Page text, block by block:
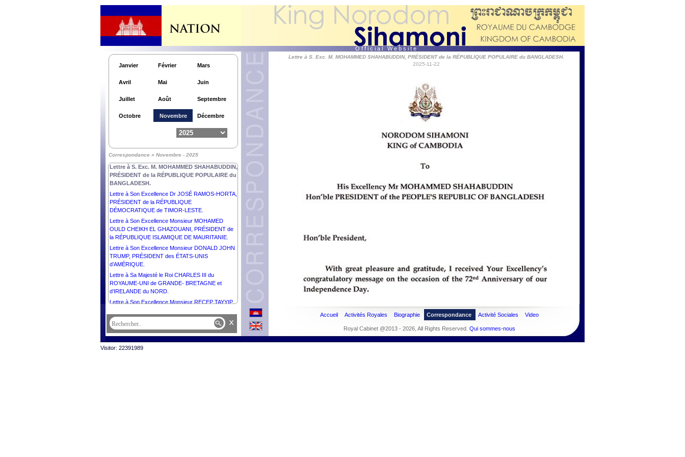
O f f i c i a l W e b s i t e
Janvier Février Mars
Avril Mai Juin
Juillet Août Septembre
Octobre Novembre Décembre
Correspondance » Novembre - 2025
Lettre à Son Excellence Monsieur ANTÓNIO
GUTERRES, SECRÉTAIRE GÉNÉRAL des
NATIONS UNIES.
Lettre à Son Excellence Monsieur ANURA KUMARA
DISANAYAKA, PRÉSIDENT de la RÉPUBLIQUE
DÉMOCRATIQUE SOCIALISTE de SRI LANKA.
PELLEGRINI, PRÉSIDENT de la RÉPUBLIQUE
Lettre à Son Excellence Dr MOHAMED MUIZZU,
PRÉSIDENT de la RÉPUBLIQUE des MALDIVES.
Lettre à Son Excellence Dr TAMÁS SULYOK,
PRÉSIDENT de la HONGRIE.
Lettre à Son Excellence Monsieur ABDEL FATTAH
AL SISI, PRÉSIDENT de la RÉPUBLIQUE ARABE
D’ÉGYPTE.
Lettre à S. Exc. M. MOHAMMED SHAHABUDDIN,
PRÉSIDENT de la RÉPUBLIQUE POPULAIRE du
BANGLADESH.
Lettre à Son Excellence Dr JOSÉ RAMOS-HORTA,
PRÉSIDENT de la RÉPUBLIQUE
DÉMOCRATIQUE de TIMOR-LESTE.
Lettre à Son Excellence Monsieur MOHAMED
OULD CHEIKH EL GHAZOUANI, PRÉSIDENT de
la RÉPUBLIQUE ISLAMIQUE DE MAURITANIE.
Lettre à Son Excellence Monsieur DONALD JOHN
TRUMP, PRÉSIDENT des ÉTATS-UNIS
d’AMÉRIQUE.
Lettre à Sa Majesté le Roi CHARLES III du
ROYAUME-UNI de GRANDE- BRETAGNE et
d’IRELANDE du NORD.
Lettre à Son Excellence Monsieur RECEP TAYYIP
TÜRKIYE.
Lettre à Son Excellence Monsieur BASSIROU
DIOMAYE DIAKHAR FAYE, PRÉSIDENT de la
RÉPUBLIQUE DU SÉNÉGAL.
Lettre à S. Exc. M. MOHAMMED SHAHABUDDIN, PRÉSIDENT de la RÉPUBLIQUE POPULAIRE du BANGLADESH.
2025-11-22
x
Accueil Activités Royales Biographie Correspondance Activité Sociales Video
Royal Cabinet @2013 - 2026, All Rights Reserved. Qui sommes-nous
Visitor: 22391989